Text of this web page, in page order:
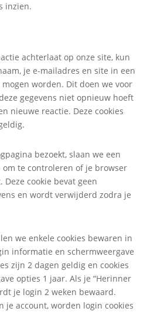
inzien.
achterlaat op onze site, kun
je e-mailadres en site in een
mogen worden. Dit doen we voor
gegevens niet opnieuw hoeft
nieuwe reactie. Deze cookies
bezoekt, slaan we een
te controleren of je browser
Deze cookie bevat geen
en wordt verwijderd zodra je
we enkele cookies bewaren in
informatie en schermweergave
zijn 2 dagen geldig en cookies
opties 1 jaar. Als je “Herinner
je login 2 weken bewaard.
je account, worden login cookies